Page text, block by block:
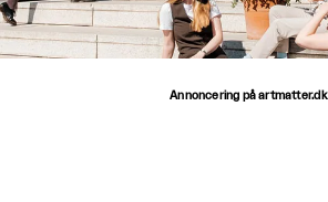
Annoncering på artmatter.dk